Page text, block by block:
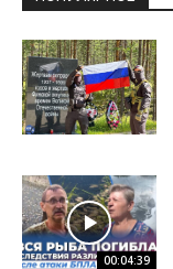
00:04:39